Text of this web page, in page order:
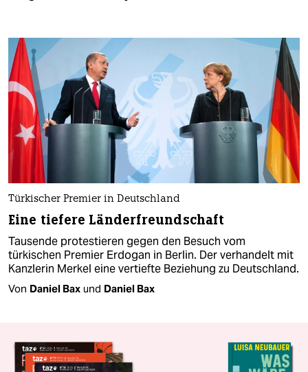
Türkischer Premier in Deutschland
Eine tiefere Länderfreundschaft
Tausende protestieren gegen den Besuch vom
türkischen Premier Erdogan in Berlin. Der verhandelt mit
Kanzlerin Merkel eine vertiefte Beziehung zu Deutschland.
Von Daniel Bax und Daniel Bax